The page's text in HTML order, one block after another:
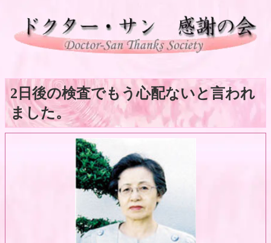
2日後の検査でもう心配ないと言われ
ました。